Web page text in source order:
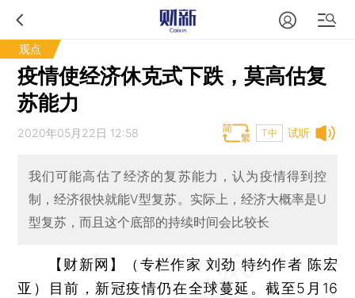
观点
疫情使经济休克式下跌，莫高估复
苏能力
试听
2020年05月22日 12:58 T中
我们可能高估了经济的复苏能力，认为疫情得到控
制，经济很快就能V型复苏。实际上，经济大概率是U
型复苏，而且这个底部的持续时间会比较长
【财新网】（专栏作家 刘劲 特约作者 陈宏
亚）
目前，新冠疫情仍在全球蔓延。截至5月16